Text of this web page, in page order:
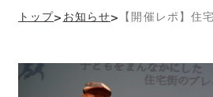
トップ>お知らせ>